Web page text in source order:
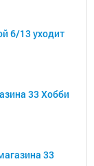
6/13 уходит
33 Хобби
33